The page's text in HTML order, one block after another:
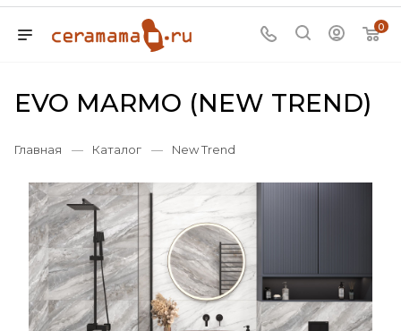
0
EVO MARMO (NEW TREND)
Главная — Каталог — New Trend